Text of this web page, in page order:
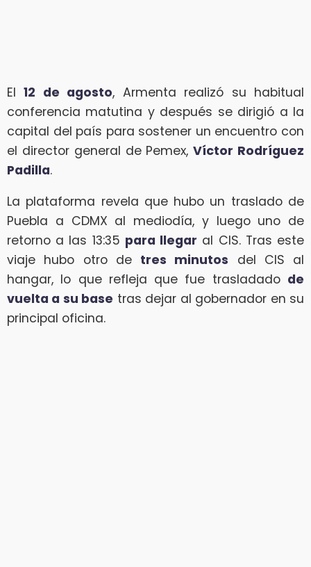
El12 de agosto, Armenta realizó su habitual
conferencia matutina y después se dirigió a la
capital del país para sostener un encuentro con
el director general de Pemex,Víctor Rodríguez
Padilla.
La plataforma revela que hubo un traslado de
Puebla a CDMX al mediodía, y luego uno de
retorno a las 13:35 para llegar al CIS. Tras este
viaje hubo otro de tres minutos del CIS al
hangar, lo que refleja que fue trasladado de
vuelta a su base tras dejar al gobernador en su
principal oficina.